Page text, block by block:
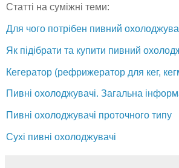
Статті на суміжні теми:
Для чого потрібен пивний
Як підібрати та купити пивний
Кегератор (рефрижератор для кег,
Пивні охолоджувачі. Загальна
Пивні охолоджувачі проточного типу
Сухі пивні охолоджувачі